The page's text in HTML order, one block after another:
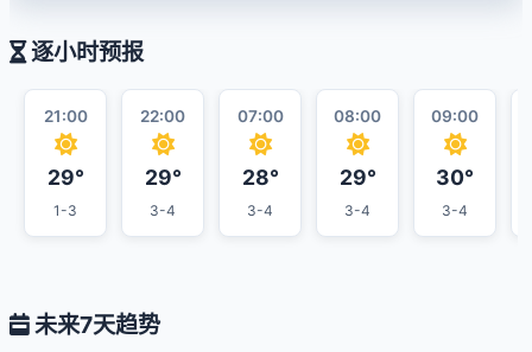
逐小时预报
21:00
29°
1-3
22:00
29°
3-4
07:00
28°
3-4
08:00
29°
3-4
09:00
30°
3-4
未来7天趋势